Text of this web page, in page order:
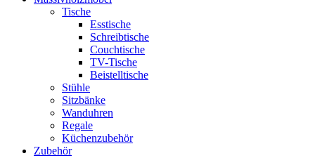
Tische
Esstische
Schreibtische
Couchtische
TV-Tische
Beistelltische
Stühle
Sitzbänke
Wanduhren
Regale
Küchenzubehör
Zubehör